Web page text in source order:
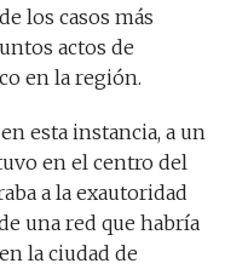
los casos más
actos de
en la región.
esta instancia, a un
en el centro del
a la exautoridad
una red que habría
la ciudad de